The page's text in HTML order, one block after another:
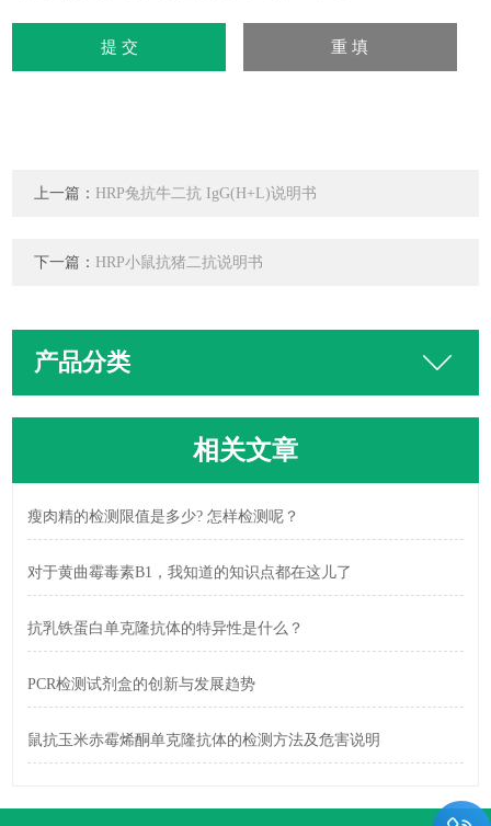
上一篇： HRP兔抗牛二抗 IgG(H+L)说明书
下一篇： HRP小鼠抗猪二抗说明书
产品分类
相关文章
瘦肉精的检测限值是多少? 怎样检测呢？
对于黄曲霉毒素B1，我知道的知识点都在这儿了
抗乳铁蛋白单克隆抗体的特异性是什么？
PCR检测试剂盒的创新与发展趋势
鼠抗玉米赤霉烯酮单克隆抗体的检测方法及危害说明